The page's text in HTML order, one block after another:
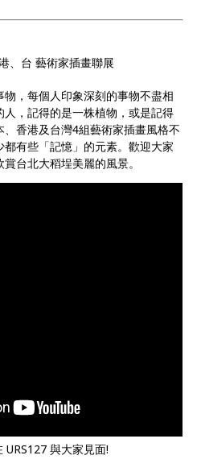
、台 藝術家插畫聯展
，每個人印象深刻的事物不盡相
，記得的是一株植物，或是記得
香港及台灣4組藝術家插畫風格不
有些「記憶」的元素。歡迎大家
台北大稻埕美麗的風景。
與大家見面!